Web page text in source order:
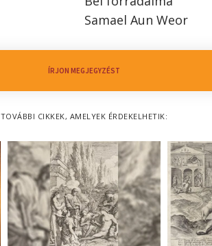
Samael Aun Weor
ÍRJON MEGJEGYZÉST
TOVÁBBI CIKKEK, AMELYEK ÉRDEKELHETIK: